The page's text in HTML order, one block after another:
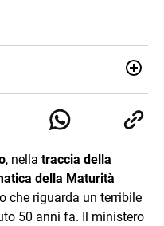
editoriali e agenzie di
nella scrittura di articoli
, nella traccia della
della Maturità
che riguarda un terribile
50 anni fa. Il ministero